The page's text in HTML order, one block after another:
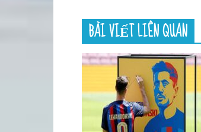
BÀI VIẾT LIÊN QUAN